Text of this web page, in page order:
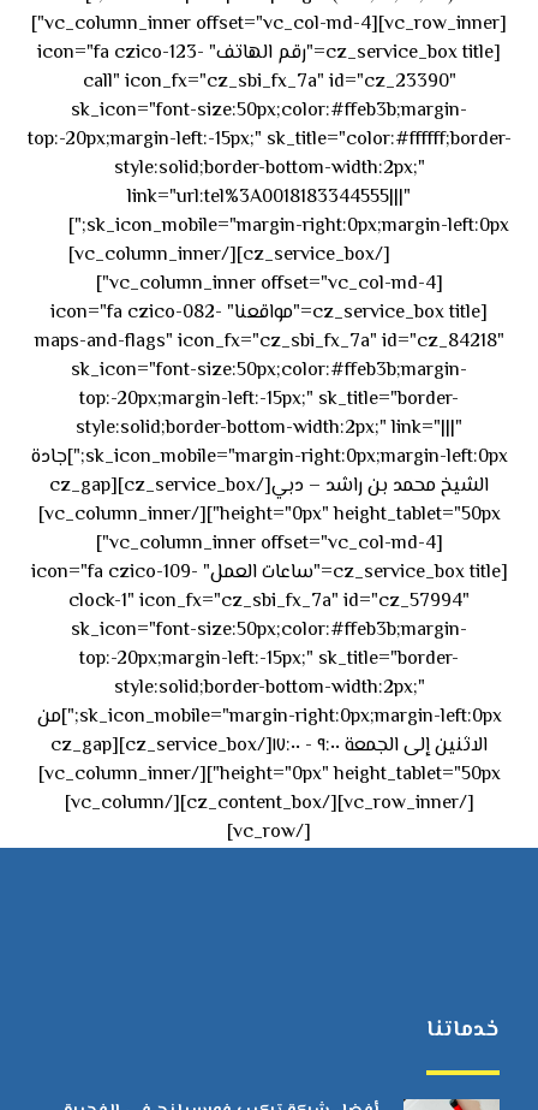
[vc_row_inner][vc_column_inner offset="vc_col-md-4"]
[cz_service_box title="رقم الهاتف" icon="fa czico-123-
call" icon_fx="cz_sbi_fx_7a" id="cz_23390"
sk_icon="font-size:50px;color:#ffeb3b;margin-
top:-20px;margin-left:-15px;" sk_title="color:#ffffff;border-
style:solid;border-bottom-width:2px;"
link="url:tel%3A0018183344555|||"
sk_icon_mobile="margin-right:0px;margin-left:0px;"]
[/cz_service_box][/vc_column_inner]
[vc_column_inner offset="vc_col-md-4"]
[cz_service_box title="مواقعنا" icon="fa czico-082-
maps-and-flags" icon_fx="cz_sbi_fx_7a" id="cz_84218"
sk_icon="font-size:50px;color:#ffeb3b;margin-
top:-20px;margin-left:-15px;" sk_title="border-
style:solid;border-bottom-width:2px;" link="|||"
sk_icon_mobile="margin-right:0px;margin-left:0px;"]جادة
الشيخ محمد بن راشد – دبي[/cz_service_box][cz_gap
height="0px" height_tablet="50px"][/vc_column_inner]
[vc_column_inner offset="vc_col-md-4"]
[cz_service_box title="ساعات العمل" icon="fa czico-109-
clock-1" icon_fx="cz_sbi_fx_7a" id="cz_57994"
sk_icon="font-size:50px;color:#ffeb3b;margin-
top:-20px;margin-left:-15px;" sk_title="border-
style:solid;border-bottom-width:2px;"
sk_icon_mobile="margin-right:0px;margin-left:0px;"]من
الاثنين إلى الجمعة ٩:٠٠ - ١٧:٠٠[/cz_service_box][cz_gap
height="0px" height_tablet="50px"][/vc_column_inner]
[/vc_row_inner][/cz_content_box][/vc_column]
[/vc_row]
خدماتنا